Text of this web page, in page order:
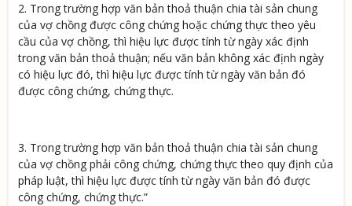
2. Trong trường hợp văn bản thoả thuận chia tài sản chung
của vợ chồng được công chứng hoặc chứng thực theo yêu
cầu của vợ chồng, thì hiệu lực được tính từ ngày xác định
trong văn bản thoả thuận; nếu văn bản không xác định ngày
có hiệu lực đó, thì hiệu lực được tính từ ngày văn bản đó
được công chứng, chứng thực.
3. Trong trường hợp văn bản thoả thuận chia tài sản chung
của vợ chồng phải công chứng, chứng thực theo quy định của
pháp luật, thì hiệu lực được tính từ ngày văn bản đó được
công chứng, chứng thực.”